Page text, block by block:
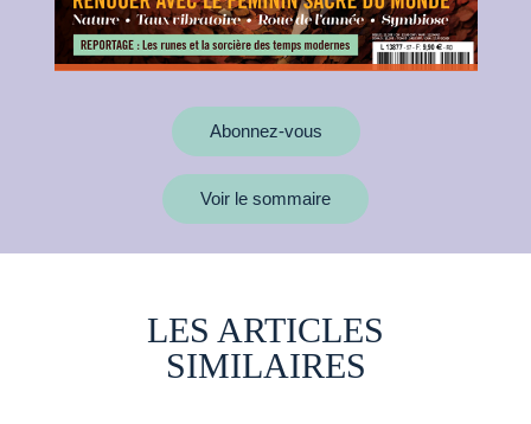
Abonnez-vous
Voir le sommaire
LES ARTICLES
SIMILAIRES